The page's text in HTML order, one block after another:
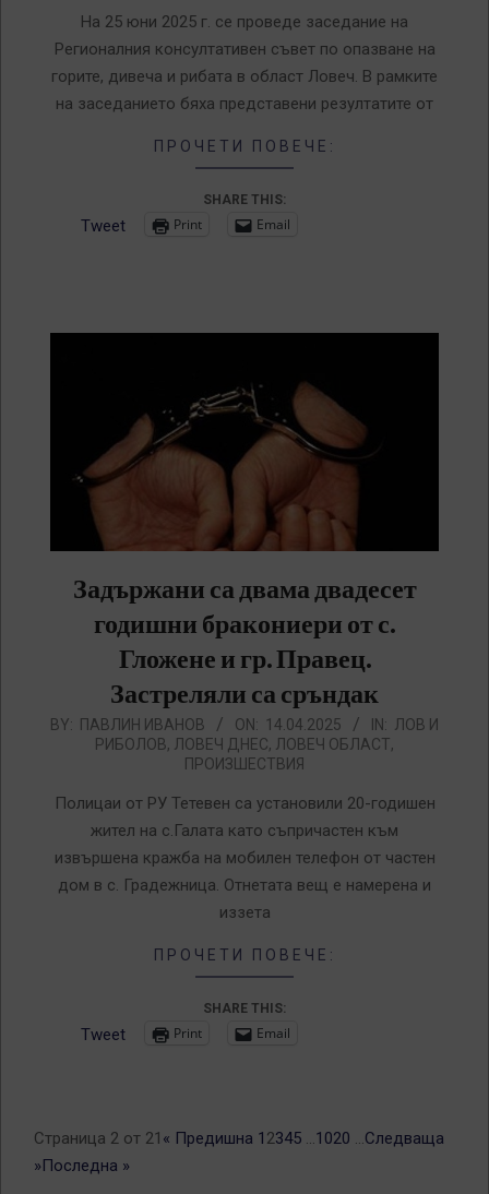
На 25 юни 2025 г. се проведе заседание на
Регионалния консултативен съвет по опазване на
горите, дивеча и рибата в област Ловеч. В рамките
на заседанието бяха представени резултатите от
ПРОЧЕТИ ПОВЕЧЕ:
SHARE THIS:
Tweet Print Email
Задържани са двама двадесет
годишни бракониери от с.
Гложене и гр. Правец.
Застреляли са сръндак
2025-
BY: ПАВЛИН ИВАНОВ ON: 14.04.2025 IN: ЛОВ И
РИБОЛОВ, ЛОВЕЧ ДНЕС, ЛОВЕЧ ОБЛАСТ,
ПРОИЗШЕСТВИЯ
Полицаи от РУ Тетевен са установили 20-годишен
жител на с.Галата като съпричастен към
извършена кражба на мобилен телефон от частен
дом в с. Градежница. Отнетата вещ е намерена и
иззета
ПРОЧЕТИ ПОВЕЧЕ:
SHARE THIS:
Tweet Print Email
Страница 2 от 21 « Предишна 1 2345 ...1020 ...Следваща
» Последна »